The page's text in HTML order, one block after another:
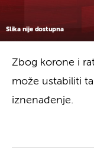
Slika nije dostupna
Zbog korone i
može ustabiliti
iznenađenje.